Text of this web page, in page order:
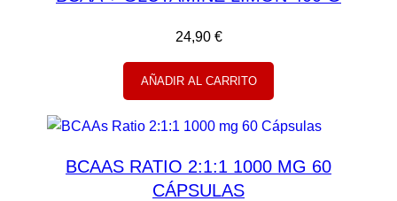
24,90 €
AÑADIR AL CARRITO
BCAAS RATIO 2:1:1 1000 MG 60
CÁPSULAS